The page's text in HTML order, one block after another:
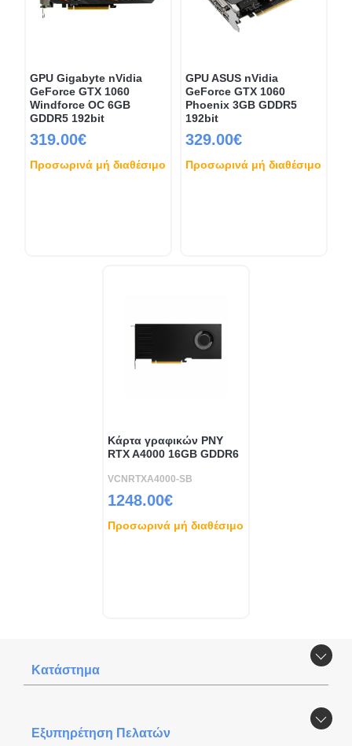
GPU Gigabyte nVidia
GeForce GTX 1060
Windforce OC 6GB
GDDR5 192bit
319.00€
Προσωρινά μή διαθέσιμο
GPU ASUS nVidia
GeForce GTX 1060
Phoenix 3GB GDDR5
192bit
329.00€
Προσωρινά μή διαθέσιμο
Κάρτα γραφικών PNY
RTX A4000 16GB GDDR6
VCNRTXA4000-SB
1248.00€
Προσωρινά μή διαθέσιμο
Κατάστημα
Εξυπηρέτηση Πελατών